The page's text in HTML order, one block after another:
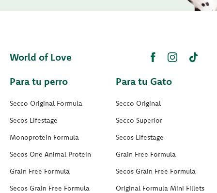
World of Love
Para tu perro
Secco Original Formula
Secos Lifestage
Monoprotein Formula
Secos One Animal Protein
Grain Free Formula
Secos Grain Free Formula
Para tu Gato
Secco Original
Secco Superior
Secos Lifestage
Grain Free Formula
Secos Grain Free Formula
Original Formula Mini Fillets